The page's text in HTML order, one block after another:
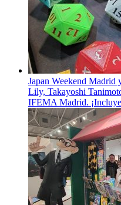
Japan Weekend
Lily, Takayoshi
IFEMA Madrid.